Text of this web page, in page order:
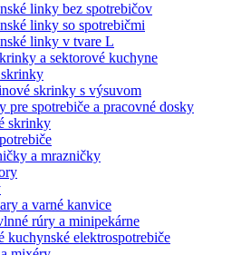
linky bez spotrebičov
linky so spotrebičmi
linky v tvare L
a sektorové kuchyne
skrinky s výsuvom
pre spotrebiče a pracovné dosky
skrinky
a mrazničky
a varné kanvice
rúry a minipekárne
kuchynské elektrospotrebiče